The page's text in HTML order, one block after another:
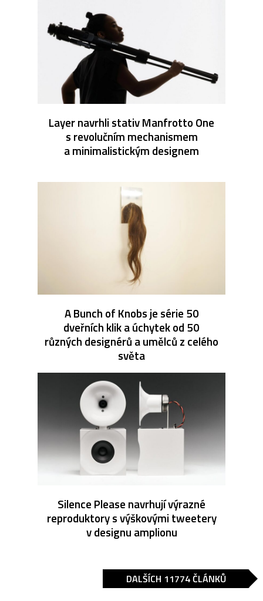
Layer navrhli stativ Manfrotto One
s revolučním mechanismem
a minimalistickým designem
A Bunch of Knobs je série 50
dveřních klik a úchytek od 50
různých designérů a umělců z celého
světa
Silence Please navrhují výrazné
reproduktory s výškovými tweetery
v designu amplionu
DALŠÍCH 11774 ČLÁNKŮ